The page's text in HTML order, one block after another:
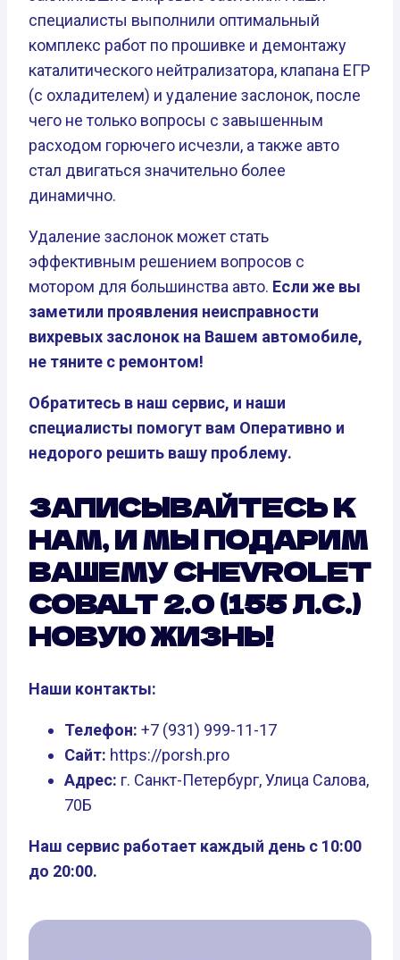
специалисты выполнили оптимальный
комплекс работ по прошивке и демонтажу
каталитического нейтрализатора, клапана ЕГР
(с охладителем) и удаление заслонок, после
чего не только вопросы с завышенным
расходом горючего исчезли, а также авто
стал двигаться значительно более
динамично.
Удаление заслонок может стать
эффективным решением вопросов с
мотором для большинства авто. Если же вы
заметили проявления неисправности
вихревых заслонок на Вашем автомобиле,
не тяните с ремонтом!
Обратитесь в наш сервис, и наши
специалисты помогут вам Оперативно и
недорого решить вашу проблему.
ЗАПИСЫВАЙТЕСЬ К
НАМ, И МЫ ПОДАРИМ
ВАШЕМУ CHEVROLET
COBALT 2.0 (155 Л.С.)
НОВУЮ ЖИЗНЬ!
Наши контакты:
Телефон: +7 (931) 999-11-17
Сайт: https://porsh.pro
Адрес: г. Санкт-Петербург, Улица Салова,
70Б
Наш сервис работает каждый день с 10:00
до 20:00.